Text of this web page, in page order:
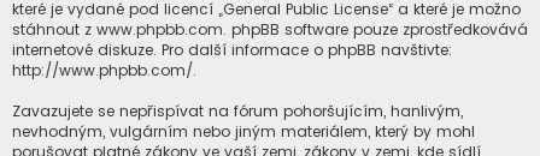
které je vydané pod licencí „General Public License“ a které je možno
stáhnout z www.phpbb.com. phpBB software pouze zprostředkovává
internetové diskuze. Pro další informace o phpBB navštivte:
http://www.phpbb.com/.
Zavazujete se nepřispívat na fórum pohoršujícím, hanlivým,
nevhodným, vulgárním nebo jiným materiálem, který by mohl